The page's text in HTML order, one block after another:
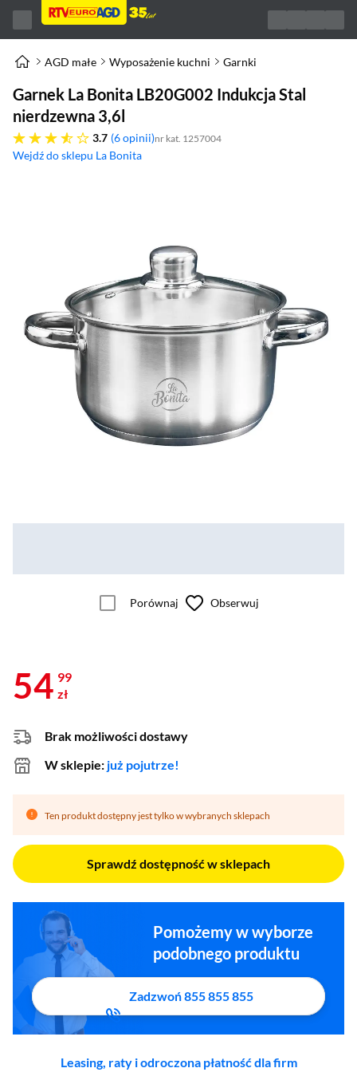
AGD małe Wyposażenie kuchni Garnki
Garnek La Bonita LB20G002 Indukcja Stal
nierdzewna 3,6l
3.7
3.7 gwiazdek 6 opinii nr kat. 1257004
Wejdź do sklepu La Bonita
(otworzy się w nowym oknie)
Porównaj Obserwuj
54 99
zł
Brak możliwości dostawy
W sklepie: już pojutrze!
Ten produkt dostępny jest tylko w wybranych sklepach
Sprawdź dostępność w sklepach
Pomożemy w wyborze
podobnego produktu
Zadzwoń 855 855 855
Leasing, raty i odroczona płatność dla firm